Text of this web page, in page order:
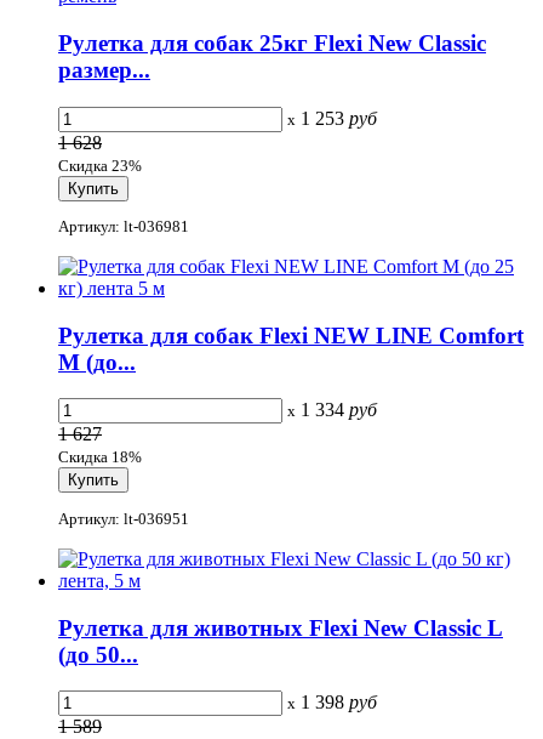
Рулетка для собак 25кг Flexi New Classic
размер...
x 1 253 руб
1 628
Скидка 23%
Артикул: lt-036981
Рулетка для собак Flexi NEW LINE Comfort
M (до...
x 1 334 руб
1 627
Скидка 18%
Артикул: lt-036951
Рулетка для животных Flexi New Classic L
(до 50...
x 1 398 руб
1 589